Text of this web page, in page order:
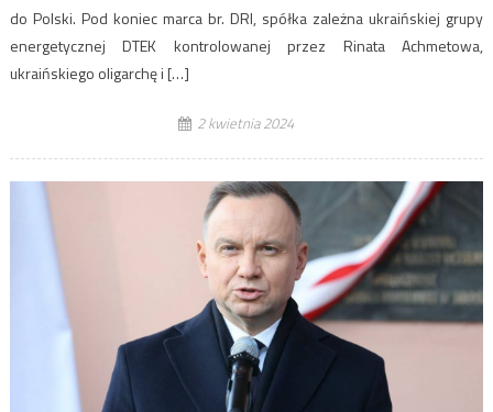
do Polski. Pod koniec marca br. DRI, spółka zależna ukraińskiej grupy
energetycznej DTEK kontrolowanej przez Rinata Achmetowa,
ukraińskiego oligarchę i […]
2 kwietnia 2024